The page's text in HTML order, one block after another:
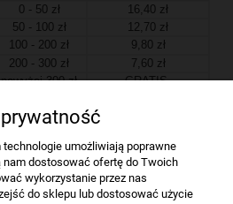
0 - 50 zł
16,40 zł
50 - 100 zł
12,70 zł
100 - 200 zł
9,80 zł
200 - 300 zł
7,60 zł
powyżej 300 zł
GRATIS
Firma
wg producentów
umożliwiają poprawne
nam dostosować ofertę do Twoich
wykorzystanie przez nas
do sklepu lub dostosować użycie